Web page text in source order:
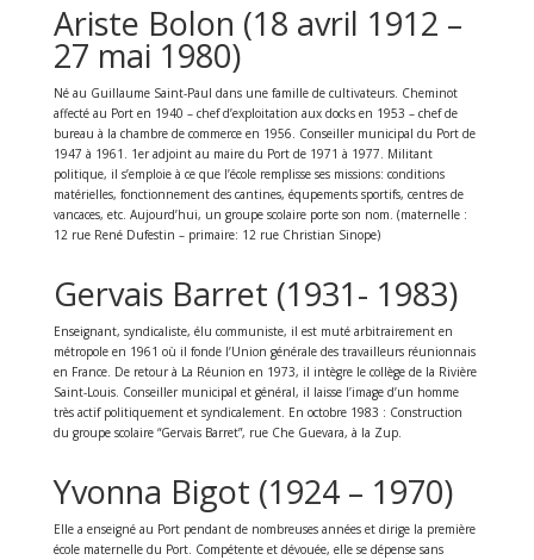
Ariste Bolon (18 avril 1912 –
27 mai 1980)
Né au Guillaume Saint-Paul dans une famille de cultivateurs. Cheminot
affecté au Port en 1940 – chef d’exploitation aux docks en 1953 – chef de
bureau à la chambre de commerce en 1956. Conseiller municipal du Port de
1947 à 1961. 1er adjoint au maire du Port de 1971 à 1977. Militant
politique, il s’emploie à ce que l’école remplisse ses missions: conditions
matérielles, fonctionnement des cantines, équpements sportifs, centres de
vancaces, etc. Aujourd’hui, un groupe scolaire porte son nom. (maternelle :
12 rue René Dufestin – primaire: 12 rue Christian Sinope)
Gervais Barret (1931- 1983)
Enseignant, syndicaliste, élu communiste, il est muté arbitrairement en
métropole en 1961 où il fonde l’Union générale des travailleurs réunionnais
en France. De retour à La Réunion en 1973, il intègre le collège de la Rivière
Saint-Louis. Conseiller municipal et général, il laisse l’image d’un homme
très actif politiquement et syndicalement. En octobre 1983 : Construction
du groupe scolaire “Gervais Barret”, rue Che Guevara, à la Zup.
Yvonna Bigot (1924 – 1970)
Elle a enseigné au Port pendant de nombreuses années et dirige la première
école maternelle du Port. Compétente et dévouée, elle se dépense sans